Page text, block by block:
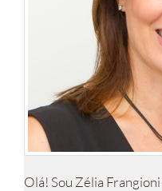
Olá! Sou Zélia